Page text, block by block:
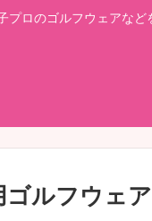
プロのゴルフウェアな
ゴルフウェ